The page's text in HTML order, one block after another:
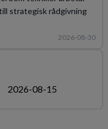
strategisk rådgivning
2026-08-30
2026-08-15